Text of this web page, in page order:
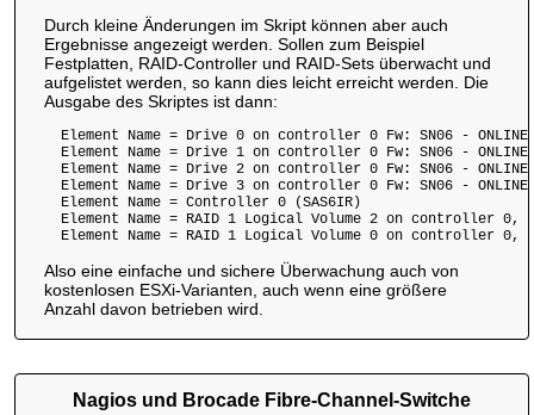
Durch kleine Änderungen im Skript können aber auch
Ergebnisse angezeigt werden. Sollen zum Beispiel
Festplatten, RAID-Controller und RAID-Sets überwacht und
aufgelistet werden, so kann dies leicht erreicht werden. Die
Ausgabe des Skriptes ist dann:
  Element Name = Drive 0 on controller 0 Fw: SN06 - ONLINE
  Element Name = Drive 1 on controller 0 Fw: SN06 - ONLINE
  Element Name = Drive 2 on controller 0 Fw: SN06 - ONLINE
  Element Name = Drive 3 on controller 0 Fw: SN06 - ONLINE
  Element Name = Controller 0 (SAS6IR)
Element Name = RAID 1 Logical Volume 2 on controller 0,
Also eine einfache und sichere Überwachung auch von
kostenlosen ESXi-Varianten, auch wenn eine größere
Anzahl davon betrieben wird.
Nagios und Brocade Fibre-Channel-Switche